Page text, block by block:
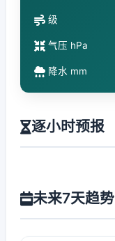
级
气压 hPa
降水 mm
逐小时预报
未来7天趋势